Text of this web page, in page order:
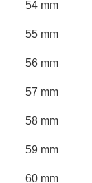
54 mm
55 mm
56 mm
57 mm
58 mm
59 mm
60 mm